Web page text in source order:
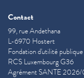
Contact
99, rue Andethana
L-6970 Hostert
Fondation d'utilité publique
RCS Luxembourg G36
Agrément SANTE